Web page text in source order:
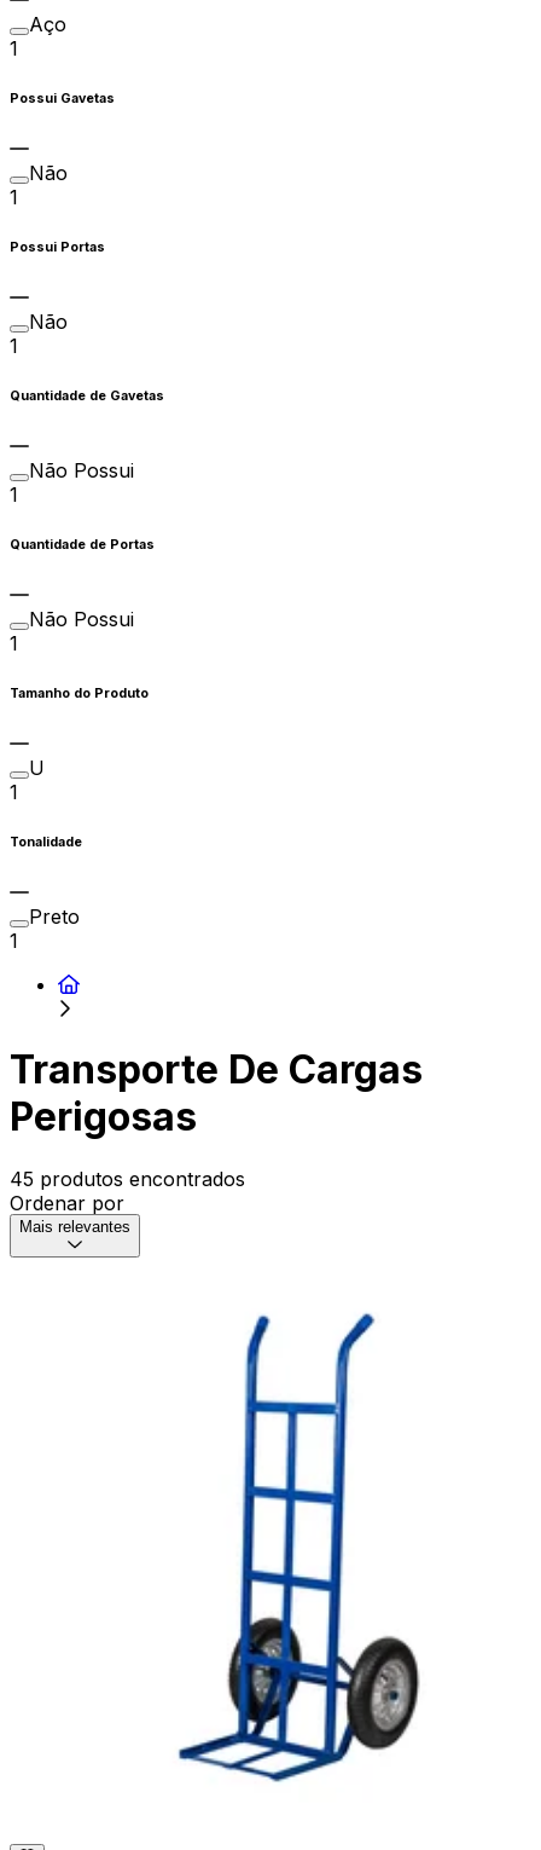
Aço
1
Possui Gavetas
Não
1
Possui Portas
Não
1
Quantidade de Gavetas
Não Possui
1
Quantidade de Portas
Não Possui
1
Tamanho do Produto
U
1
Tonalidade
Preto
1
Transporte De Cargas
Perigosas
45 produtos encontrados
Ordenar por
Mais relevantes